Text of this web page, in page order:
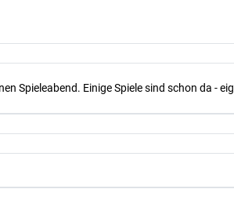
Spieleabend. Einige Spiele sind schon da -